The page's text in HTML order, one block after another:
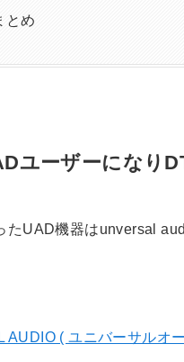
とめ
ユーザーになり
たUAD機器はunversal